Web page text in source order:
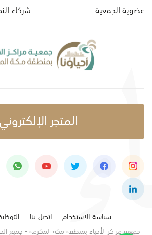
عضوية الجمعية
شركاء
المتجر الإلكتروني
سياسة الاستخدام اتصل بنا
جمعية مراكز الأحياء بمنطقة مكة المكرمة - جميع